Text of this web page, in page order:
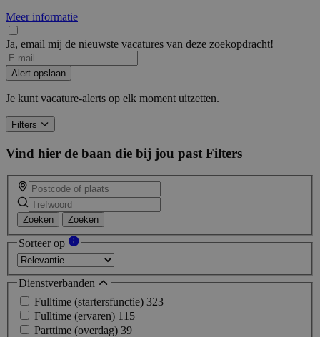
Meer informatie
Ja, email mij de nieuwste vacatures van deze zoekopdracht!
Alert opslaan
Je kunt vacature-alerts op elk moment uitzetten.
Filters
Vind hier de baan die bij jou past Filters
Zoeken Zoeken
Sorteer op
Dienstverbanden
Fulltime (startersfunctie) 323
Fulltime (ervaren) 115
Parttime (overdag) 39